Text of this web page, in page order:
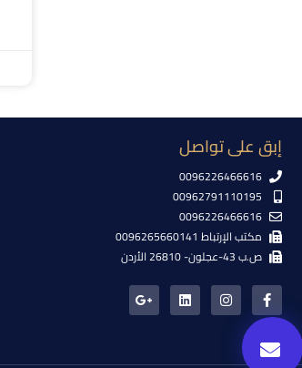
إبق على تواصل
0096226466616
00962791110195
0096226466616
مكتب الإرتباط 0096265660141
ص.ب 43-عجلون- 26810 الأردن